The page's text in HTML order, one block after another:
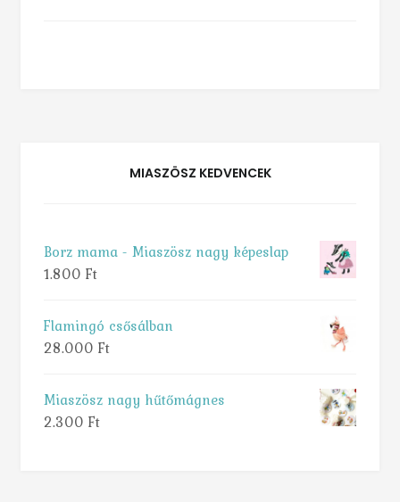
MIASZÖSZ KEDVENCEK
Borz mama - Miaszösz nagy képeslap
1.800 Ft
Flamingó csősálban
28.000 Ft
Miaszösz nagy hűtőmágnes
2.300 Ft